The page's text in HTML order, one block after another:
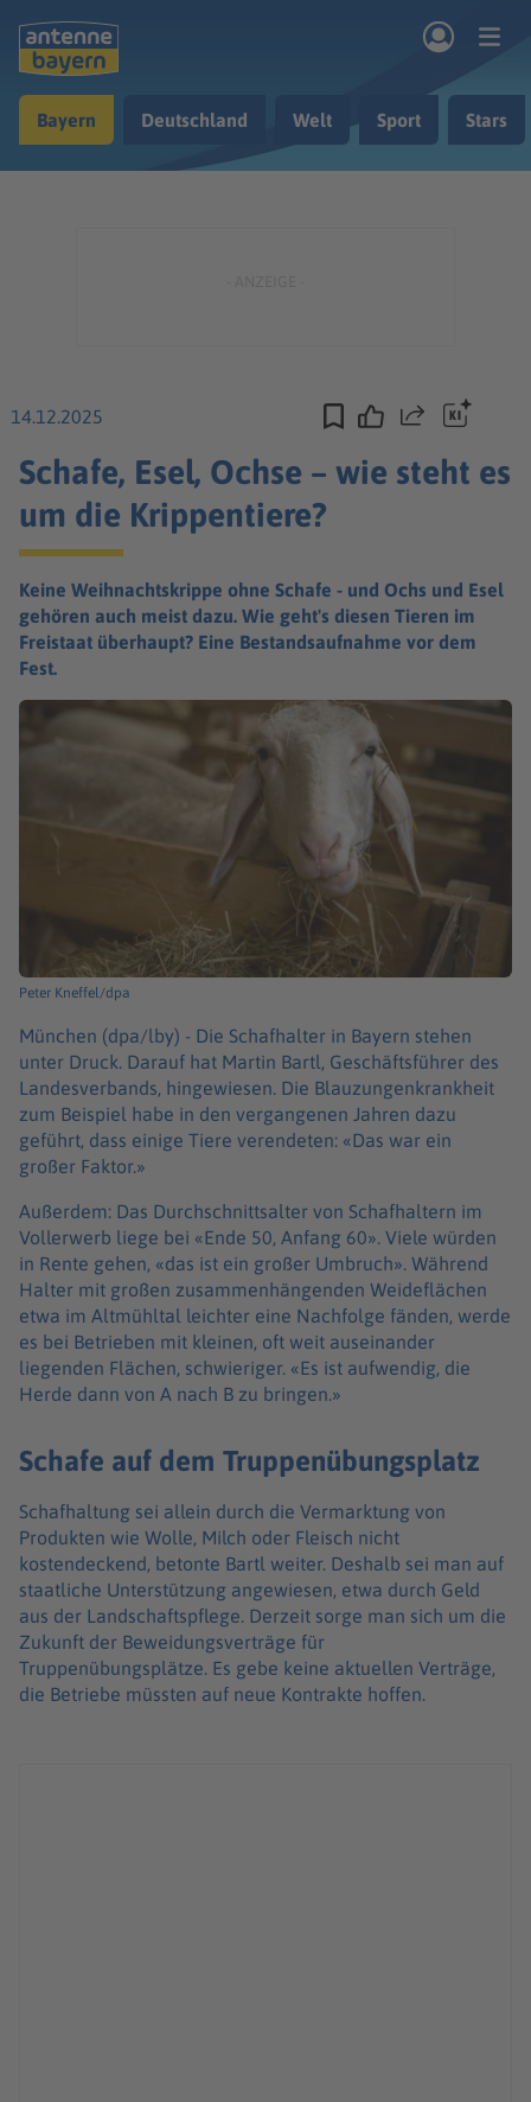
Musik & Radio
Bayern Deutschland Welt Sport Stars
14.12.2025 Teilen
Schafe, Esel, Ochse – wie steht es
um die Krippentiere?
Keine Weihnachtskrippe ohne Schafe - und Ochs und Esel
gehören auch meist dazu. Wie geht's diesen Tieren im
Freistaat überhaupt? Eine Bestandsaufnahme vor dem
Fest.
Peter Kneffel/dpa
München (dpa/lby) - Die Schafhalter in Bayern stehen
unter Druck. Darauf hat Martin Bartl, Geschäftsführer des
Landesverbands, hingewiesen. Die Blauzungenkrankheit
zum Beispiel habe in den vergangenen Jahren dazu
geführt, dass einige Tiere verendeten: «Das war ein
großer Faktor.»
Außerdem: Das Durchschnittsalter von Schafhaltern im
Vollerwerb liege bei «Ende 50, Anfang 60». Viele würden
in Rente gehen, «das ist ein großer Umbruch». Während
Halter mit großen zusammenhängenden Weideflächen
etwa im Altmühltal leichter eine Nachfolge fänden, werde
es bei Betrieben mit kleinen, oft weit auseinander
liegenden Flächen, schwieriger. «Es ist aufwendig, die
Herde dann von A nach B zu bringen.»
Schafe auf dem Truppenübungsplatz
Schafhaltung sei allein durch die Vermarktung von
Produkten wie Wolle, Milch oder Fleisch nicht
kostendeckend, betonte Bartl weiter. Deshalb sei man auf
staatliche Unterstützung angewiesen, etwa durch Geld
aus der Landschaftspflege. Derzeit sorge man sich um die
Zukunft der Beweidungsverträge für
Truppenübungsplätze. Es gebe keine aktuellen Verträge,
die Betriebe müssten auf neue Kontrakte hoffen.